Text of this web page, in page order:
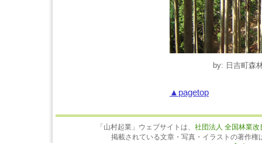
by: 日吉町森
▲pagetop
「山村起業」ウェブサイトは、 社団法人 全国林業
掲載されている文章・写真・イラストの著作